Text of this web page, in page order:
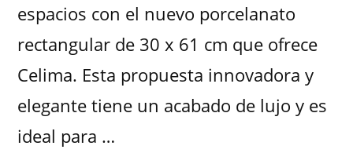
espacios con el nuevo porcelanato
rectangular de 30 x 61 cm que ofrece
Celima. Esta propuesta innovadora y
elegante tiene un acabado de lujo y es
ideal para …